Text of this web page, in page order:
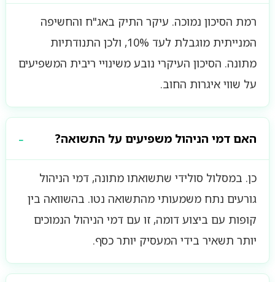
רמת הסיכון נמוכה. עיקר התיק באג"ח והחשיפה
המנייתית מוגבלת לעד 10%, ולכן התנודתיות
מתונה. הסיכון העיקרי נובע משינויי ריבית המשפיעים
על שווי איגרות החוב.
האם דמי הניהול משפיעים על התשואה?
כן. במסלול סולידי שתשואתו מתונה, דמי הניהול
גורעים נתח משמעותי מהתשואה נטו. בהשוואה בין
קופות עם ביצוע דומה, זו עם דמי הניהול הנמוכים
יותר תשאיר בידי המעסיק יותר כסף.